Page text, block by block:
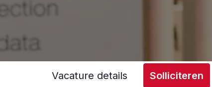
Vacature details Solliciteren